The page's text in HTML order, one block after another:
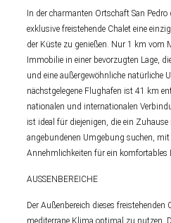
In der charmanten Ortschaft San
exklusive freistehende Chalet eine
der Küste zu genießen. Nur 1 km vom
Immobilie in einer bevorzugten Lage,
und eine außergewöhnliche natürliche
nächstgelegene Flughafen ist 41 km
nationalen und internationalen
ist ideal für diejenigen, die ein
angebundenen Umgebung suchen,
Annehmlichkeiten für ein komfortables
AUSSENBEREICHE
Der Außenbereich dieses
mediterrane Klima optimal zu nutzen.